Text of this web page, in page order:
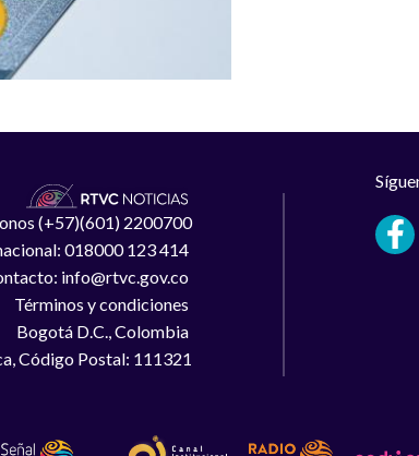
(+57)(601) 2200700
018000 123 414
info@rtvc.gov.co
Términos y condiciones
Bogotá D.C., Colombia
Código Postal: 111321